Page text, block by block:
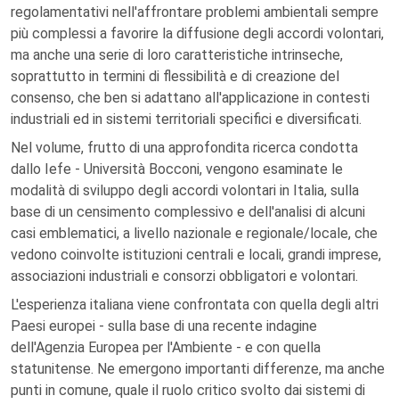
regolamentativi nell'affrontare problemi ambientali sempre
più complessi a favorire la diffusione degli accordi volontari,
ma anche una serie di loro caratteristiche intrinseche,
soprattutto in termini di flessibilità e di creazione del
consenso, che ben si adattano all'applicazione in contesti
industriali ed in sistemi territoriali specifici e diversificati.
Nel volume, frutto di una approfondita ricerca condotta
dallo Iefe - Università Bocconi, vengono esaminate le
modalità di sviluppo degli accordi volontari in Italia, sulla
base di un censimento complessivo e dell'analisi di alcuni
casi emblematici, a livello nazionale e regionale/locale, che
vedono coinvolte istituzioni centrali e locali, grandi imprese,
associazioni industriali e consorzi obbligatori e volontari.
L'esperienza italiana viene confrontata con quella degli altri
Paesi europei - sulla base di una recente indagine
dell'Agenzia Europea per l'Ambiente - e con quella
statunitense. Ne emergono importanti differenze, ma anche
punti in comune, quale il ruolo critico svolto dai sistemi di